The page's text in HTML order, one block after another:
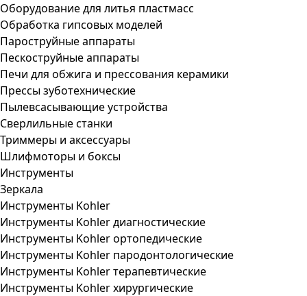
Оборудование для литья пластмасс
Обработка гипсовых моделей
Пароструйные аппараты
Пескоструйные аппараты
Печи для обжига и прессования керамики
Прессы зуботехнические
Пылевсасывающие устройства
Сверлильные станки
Триммеры и аксессуары
Шлифмоторы и боксы
Инструменты
Зеркала
Инструменты Kohler
Инструменты Kohler диагностические
Инструменты Kohler ортопедические
Инструменты Kohler пародонтологические
Инструменты Kohler терапевтические
Инструменты Kohler хирургические